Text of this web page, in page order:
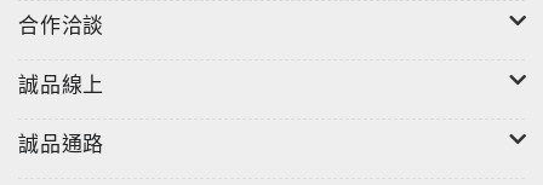
確保春陽初生之氣的減少；夏天則多吃枇杷，可養夏日
了一碗當歸生薑羊肉湯來暖身，輕鬆讓女人從頭美到
合作洽談
誠品線上
誠品通路